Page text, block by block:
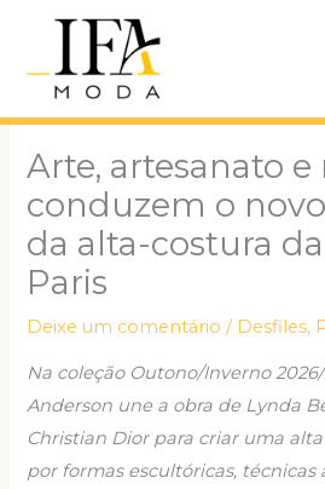
conteúdo
Arte, artesanato e
conduzem o
da alta-costura
Paris
Deixe um comentário / Desfiles,
Na coleção Outono/Inverno
Anderson une a obra de Lynda
Christian Dior para criar uma
por formas escultóricas, técnicas